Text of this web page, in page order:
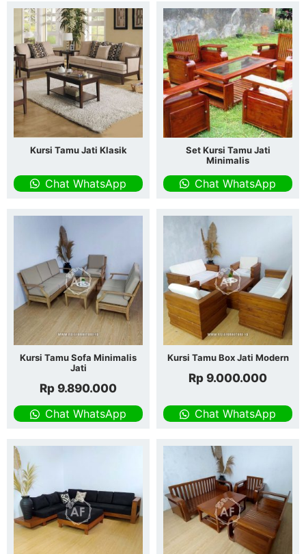
Kursi Tamu Jati Klasik
Chat WhatsApp
Set Kursi Tamu Jati
Minimalis
Chat WhatsApp
Kursi Tamu Sofa Minimalis
Jati
Rp 9.890.000
Chat WhatsApp
Kursi Tamu Box Jati Modern
Rp 9.000.000
Chat WhatsApp